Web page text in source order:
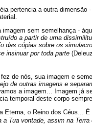
pertencia a outra dimensão
sem semelhança -
a partir de uma
das cópias sobre os
por toda parte
de nós, sua imagem e
de outras imagens e
a imagem... Imagem já
temporal deste corpo
Eterna, o Reino dos Céus...
a Tua vontade, assim na Terra